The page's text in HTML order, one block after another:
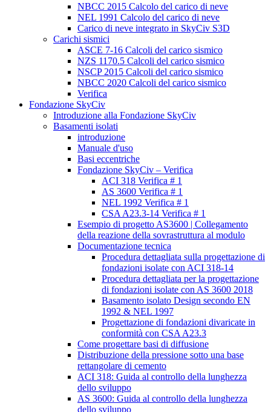
NBCC 2015 Calcolo del carico di neve
NEL 1991 Calcolo del carico di neve
Carico di neve integrato in SkyCiv S3D
Carichi sismici
ASCE 7-16 Calcoli del carico sismico
NZS 1170.5 Calcoli del carico sismico
NSCP 2015 Calcoli del carico sismico
NBCC 2020 Calcoli del carico sismico
Verifica
Fondazione SkyCiv
Introduzione alla Fondazione SkyCiv
Basamenti isolati
introduzione
Manuale d'uso
Basi eccentriche
Fondazione SkyCiv – Verifica
ACI 318 Verifica # 1
AS 3600 Verifica # 1
NEL 1992 Verifica # 1
CSA A23.3-14 Verifica # 1
Esempio di progetto AS3600 | Collegamento
della reazione della sovrastruttura al modulo
Documentazione tecnica
Procedura dettagliata sulla progettazione di
fondazioni isolate con ACI 318-14
Procedura dettagliata per la progettazione
di fondazioni isolate con AS 3600 2018
Basamento isolato Design secondo EN
1992 & NEL 1997
Progettazione di fondazioni divaricate in
conformità con CSA A23.3
Come progettare basi di diffusione
Distribuzione della pressione sotto una base
rettangolare di cemento
ACI 318: Guida al controllo della lunghezza
dello sviluppo
AS 3600: Guida al controllo della lunghezza
dello sviluppo